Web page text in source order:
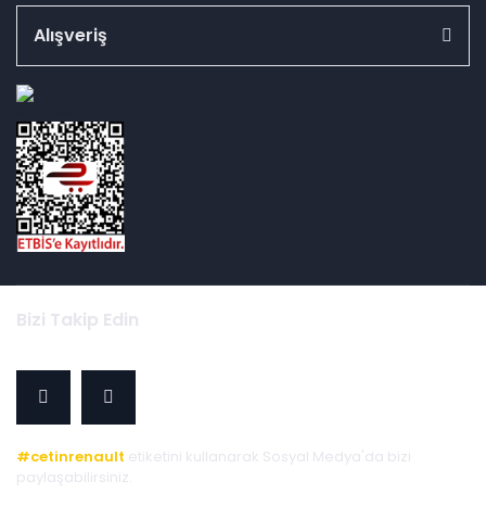
Alışveriş
Bizi Takip Edin
#cetinrenault etiketini kullanarak Sosyal Medya'da bizi
paylaşabilirsiniz.